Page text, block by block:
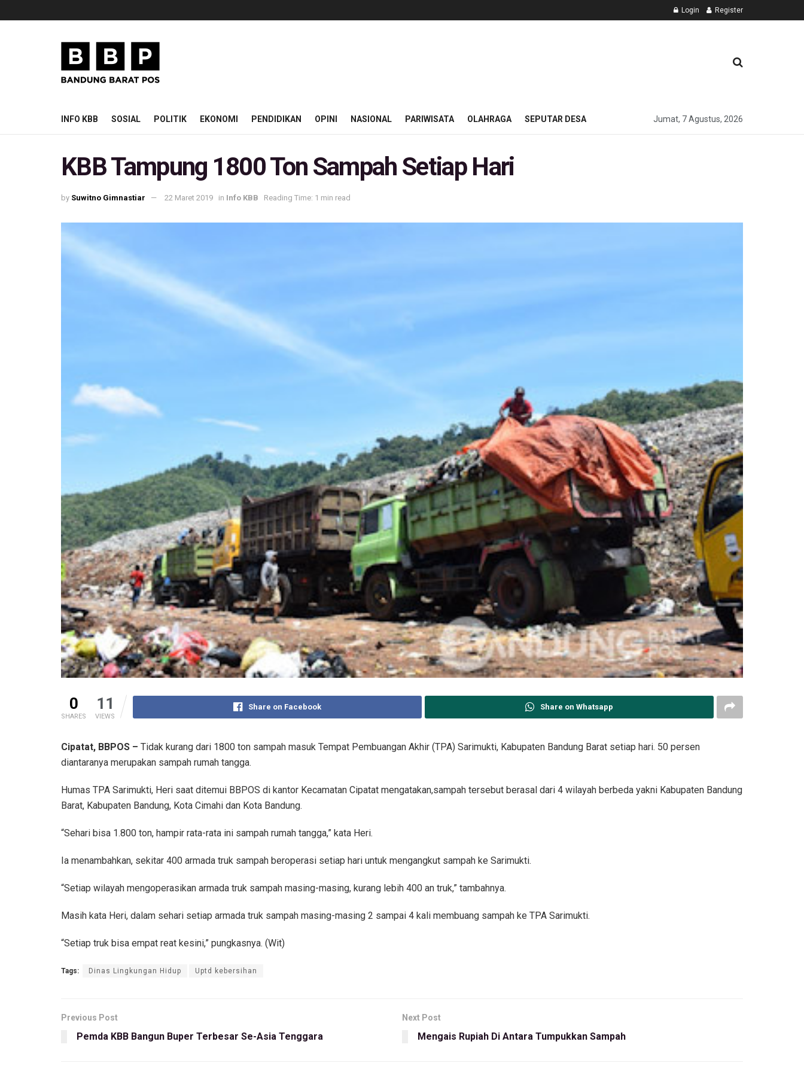
Login Register
INFO KBB SOSIAL POLITIK EKONOMI PENDIDIKAN OPINI NASIONAL PARIWISATA OLAHRAGA SEPUTAR DESA Jumat, 7 Agustus, 2026
KBB Tampung 1800 Ton Sampah Setiap Hari
by Suwitno Gimnastiar 22 Maret 2019 in Info KBB Reading Time: 1 min read
0
SHARES
11
VIEWS
Share on Facebook Share on Whatsapp
Cipatat, BBPOS – Tidak kurang dari 1800 ton sampah masuk Tempat Pembuangan Akhir (TPA) Sarimukti, Kabupaten Bandung Barat setiap hari. 50 persen
diantaranya merupakan sampah rumah tangga.
Humas TPA Sarimukti, Heri saat ditemui BBPOS di kantor Kecamatan Cipatat mengatakan,sampah tersebut berasal dari 4 wilayah berbeda yakni Kabupaten Bandung
Barat, Kabupaten Bandung, Kota Cimahi dan Kota Bandung.
“Sehari bisa 1.800 ton, hampir rata-rata ini sampah rumah tangga,” kata Heri.
Ia menambahkan, sekitar 400 armada truk sampah beroperasi setiap hari untuk mengangkut sampah ke Sarimukti.
“Setiap wilayah mengoperasikan armada truk sampah masing-masing, kurang lebih 400 an truk,” tambahnya.
Masih kata Heri, dalam sehari setiap armada truk sampah masing-masing 2 sampai 4 kali membuang sampah ke TPA Sarimukti.
“Setiap truk bisa empat reat kesini,” pungkasnya. (Wit)
Tags: Dinas Lingkungan Hidup Uptd kebersihan
Previous Post
Pemda KBB Bangun Buper Terbesar Se-Asia Tenggara
Next Post
Mengais Rupiah Di Antara Tumpukkan Sampah